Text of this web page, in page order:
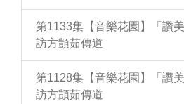
第1133集【音樂花園】「讚
訪方顗茹傳道
第1128集【音樂花園】「讚
訪方顗茹傳道